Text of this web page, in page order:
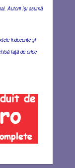
Autorii îşi asumă
indecente şi
faţă de orice